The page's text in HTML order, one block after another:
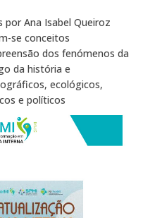
Ana Isabel Queiroz
se conceitos
dos fenómenos da
da história e
ecológicos,
e políticos